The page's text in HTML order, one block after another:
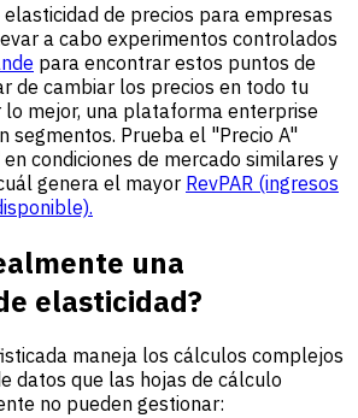
de precios para empresas
a cabo experimentos controlados
para encontrar estos puntos de
de cambiar los precios en todo tu
mejor, una plataforma enterprise
segmentos. Prueba el "Precio A"
condiciones de mercado similares y
genera el mayor RevPAR (ingresos
una
elasticidad?
maneja los cálculos complejos
datos que las hojas de cálculo
no pueden gestionar: